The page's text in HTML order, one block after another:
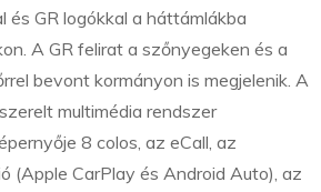
és GR logókkal a háttámlákba
A GR felirat a szőnyegeken és a
bevont kormányon is megjelenik. A
multimédia rendszer
8 colos, az eCall, az
(Apple CarPlay és Android Auto), az